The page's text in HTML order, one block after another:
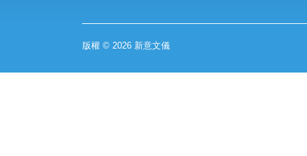
版權 © 2026 新意文儀